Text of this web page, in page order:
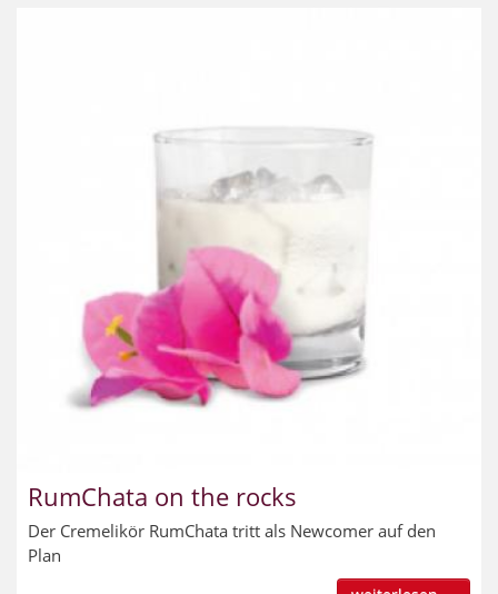
RumChata on the rocks
Der Cremelikör RumChata tritt als Newcomer auf den
Plan